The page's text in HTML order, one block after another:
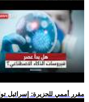
.. مقرر أممي للجزيرة: إسرائيل